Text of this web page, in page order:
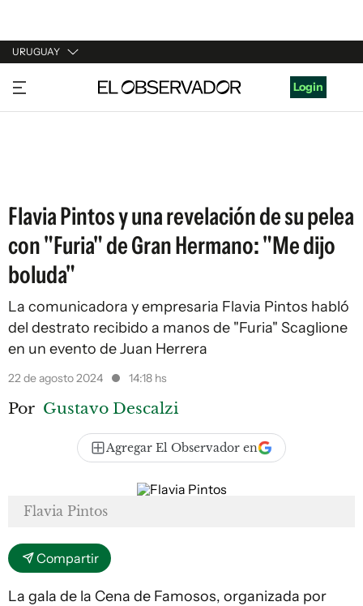
URUGUAY
URUGUAY
ARGENTINA
Login
Flavia Pintos y una revelación de su pelea
con "Furia" de Gran Hermano: "Me dijo
boluda"
La comunicadora y empresaria Flavia Pintos habló
del destrato recibido a manos de "Furia" Scaglione
en un evento de Juan Herrera
22 de agosto 2024 14:18 hs
Por Gustavo Descalzi
Agregar El Observador en
Flavia Pintos
Compartir
La gala de la Cena de Famosos, organizada por